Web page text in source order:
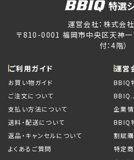
運営会社：株式会
〒810-0001 福岡市中央区天神一
付：4階）
ご利用ガイド
お買い物ガイド
ご注文について
支払い方法について
送料・配送について
返品・キャンセルについて
よくあるご質問
運営
BBIQ
企業
BBIQ
割賦
特定